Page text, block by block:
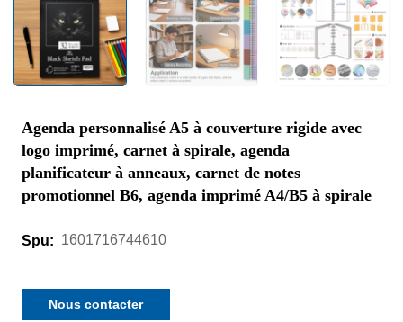
Agenda personnalisé A5 à couverture rigide avec
logo imprimé, carnet à spirale, agenda
planificateur à anneaux, carnet de notes
promotionnel B6, agenda imprimé A4/B5 à spirale
Spu: 1601716744610
Nous contacter